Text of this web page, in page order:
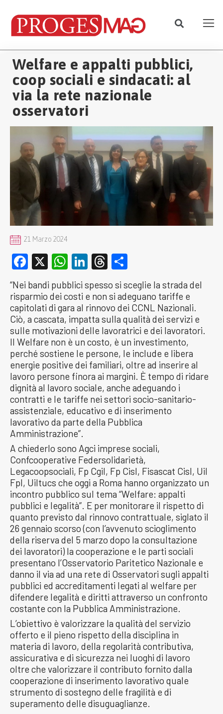
Welfare e appalti pubblici,
coop sociali e sindacati: al
via la rete nazionale
osservatori
21 Marzo 2024
Facebook
X WhatsApp
LinkedIn
Threads
“Nei bandi pubblici spesso si sceglie la strada del
risparmio dei costi e non si adeguano tariffe e
capitolati di gara al rinnovo dei CCNL Nazionali.
Ciò, a cascata, impatta sulla qualità dei servizi e
sulle motivazioni delle lavoratrici e dei lavoratori.
Il Welfare non è un costo, è un investimento,
perché sostiene le persone, le include e libera
energie positive dei familiari, oltre ad inserire al
lavoro persone finora ai margini. È tempo di ridare
dignità al lavoro sociale, anche adeguando i
contratti e le tariffe nei settori socio-sanitario-
assistenziale, educativo e di inserimento
lavorativo da parte della Pubblica
Amministrazione”.
A chiederlo sono Agci imprese sociali,
Confcooperative Federsolidarietà,
Legacoopsociali, Fp Cgil, Fp Cisl, Fisascat Cisl, Uil
Fpl, Uiltucs che oggi a Roma hanno organizzato un
incontro pubblico sul tema “Welfare: appalti
pubblici e legalità”. E per monitorare il rispetto di
quanto previsto dal rinnovo contrattuale, siglato il
26 gennaio scorso (con l’avvenuto scioglimento
della riserva del 5 marzo dopo la consultazione
dei lavoratori) la cooperazione e le parti sociali
presentano l’Osservatorio Paritetico Nazionale e
danno il via ad una rete di Osservatori sugli appalti
pubblici ed accreditamenti legati al welfare per
difendere legalità e diritti attraverso un confronto
costante con la Pubblica Amministrazione.
L’obiettivo è valorizzare la qualità del servizio
offerto e il pieno rispetto della disciplina in
materia di lavoro, della regolarità contributiva,
assicurativa e di sicurezza nei luoghi di lavoro
oltre che valorizzare il contributo fornito dalla
cooperazione di inserimento lavorativo quale
strumento di sostegno delle fragilità e di
superamento delle disuguaglianze.